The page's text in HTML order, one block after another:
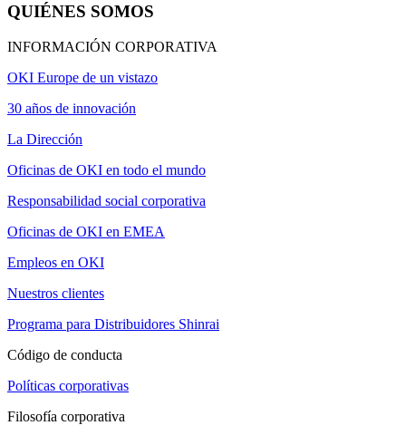
QUIÉNES SOMOS
INFORMACIÓN CORPORATIVA
OKI Europe de un vistazo
30 años de innovación
La Dirección
Oficinas de OKI en todo el mundo
Responsabilidad social corporativa
Oficinas de OKI en EMEA
Empleos en OKI
Nuestros clientes
Programa para Distribuidores Shinrai
Código de conducta
Políticas corporativas
Filosofía corporativa